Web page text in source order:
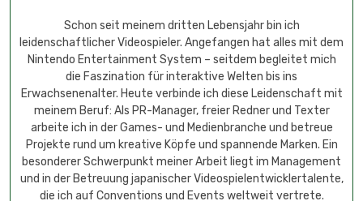
Schon seit meinem dritten Lebensjahr bin ich
leidenschaftlicher Videospieler. Angefangen hat alles mit dem
Nintendo Entertainment System – seitdem begleitet mich
die Faszination für interaktive Welten bis ins
Erwachsenenalter. Heute verbinde ich diese Leidenschaft mit
meinem Beruf: Als PR-Manager, freier Redner und Texter
arbeite ich in der Games- und Medienbranche und betreue
Projekte rund um kreative Köpfe und spannende Marken. Ein
besonderer Schwerpunkt meiner Arbeit liegt im Management
und in der Betreuung japanischer Videospielentwicklertalente,
die ich auf Conventions und Events weltweit vertrete.